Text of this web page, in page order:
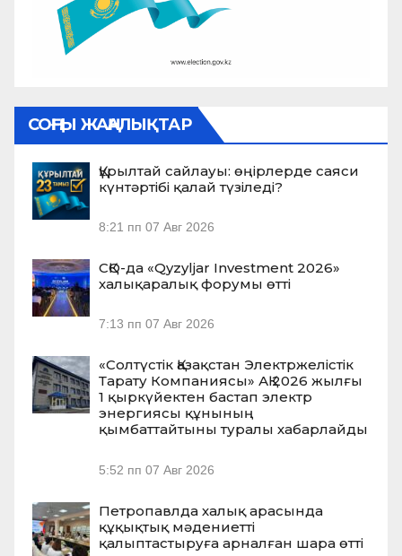
СОҢҒЫ ЖАҢАЛЫҚТАР
Құрылтай сайлауы: өңірлерде саяси
күнтәртібі қалай түзіледі?
8:21 пп 07 Авг 2026
СҚО-да «Qyzyljar Investment 2026»
халықаралық форумы өтті
7:13 пп 07 Авг 2026
«Солтүстік Қазақстан Электржелістік
Тарату Компаниясы» АҚ 2026 жылғы
1 қыркүйектен бастап электр
энергиясы құнының
қымбаттайтыны туралы хабарлайды
5:52 пп 07 Авг 2026
Петропавлда халық арасында
құқықтық мәдениетті
қалыптастыруға арналған шара өтті